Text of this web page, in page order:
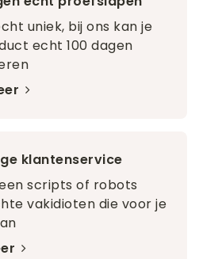
uniek, bij ons kan je
echt 100 dagen
klantenservice
scripts of robots
vakidioten die voor je